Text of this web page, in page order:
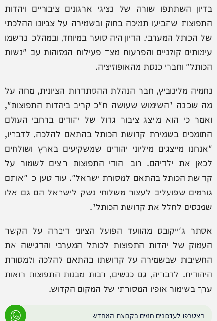
בדיון השתתפו שורה של נציגי ארגונים ציבוריים ויהדות
התפוצות שהביעו תמיכה בחוק ובשמירה על צביונו ההלכתי
של הכותל המערבי. הדיון היה סוער במיוחד, ובמהלכו נרשמו
עימותים קולניים והפרעות מצד פעילות המזוהות עם "נשות
הכותל" וחברי כנסת מהאופוזיציה.
נחמיה מלינוביץ, חבר הנהלת ההסתדרות הציונית, מחה על
מה שכינה "השימוש שעושה ח"כ קריב ביהדות התפוצות",
ואמר כי הוא מייצג ציבור גדול של יהודים ברחבי העולם
התומכים בשמירת קדושת הכותל בהתאם להלכה. לדבריו,
"אנחנו מייצגים מיליוני יהודים שמשקיעים בארץ ושולחים
לכאן את ילדיהם. רוב יהודי התפוצות רוצים לשמור על
קדושת הכותל בהתאם למסורת ישראל". עוד טען כי "אותם
גורמים שפועלים לעצור משלוחי נשק לישראל הם גם אלו
שמנסים לחלל את קדושת הכותל".
אסתר ג'ייקובס מהוועד הפועל הציוני דיברה על הקשר
העמוק של יהדות התפוצות לכותל המערבי והדגישה את
החשיבות שבשמירה על קדושתו בהתאם להלכה ולמסורת
היהודית. לדבריה, גם כנשים, רבות מבנות התפוצות רואות
ערך בשימור אופיו המסורתי של המקום הקדוש.
הצטרפו לעדכונים חמים בקבוצת המחדש